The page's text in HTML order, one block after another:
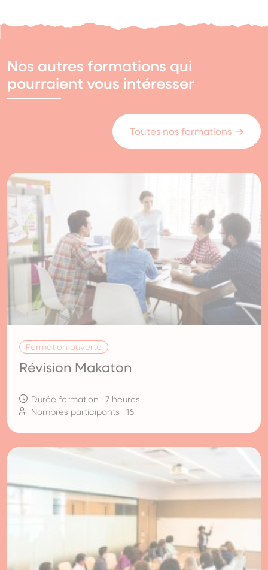
Nos autres formations qui
pourraient vous intéresser
Toutes nos formations
Formation ouverte
Révision Makaton
Durée formation : 7 heures
Nombres participants : 16